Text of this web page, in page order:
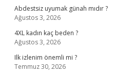
Abdestsiz uyumak günah mıdır ?
Ağustos 3, 2026
4XL kadın kaç beden ?
Ağustos 3, 2026
Ilk izlenim önemli mi ?
Temmuz 30, 2026